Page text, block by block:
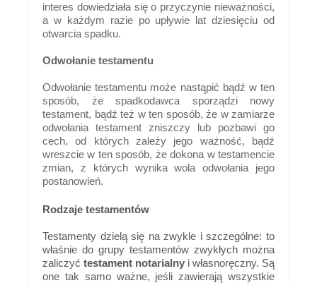
interes dowiedziała się o przyczynie nieważności,
a w każdym razie po upływie lat dziesięciu od
otwarcia spadku.
Odwołanie testamentu
Odwołanie testamentu może nastąpić bądź w ten
sposób, że spadkodawca sporządzi nowy
testament, bądź też w ten sposób, że w zamiarze
odwołania testament zniszczy lub pozbawi go
cech, od których zależy jego ważność, bądź
wreszcie w ten sposób, że dokona w testamencie
zmian, z których wynika wola odwołania jego
postanowień.
Rodzaje testamentów
Testamenty dzielą się na zwykle i szczególne: to
właśnie do grupy testamentów zwykłych można
zaliczyć testament notarialny i własnoręczny. Są
one tak samo ważne, jeśli zawierają wszystkie